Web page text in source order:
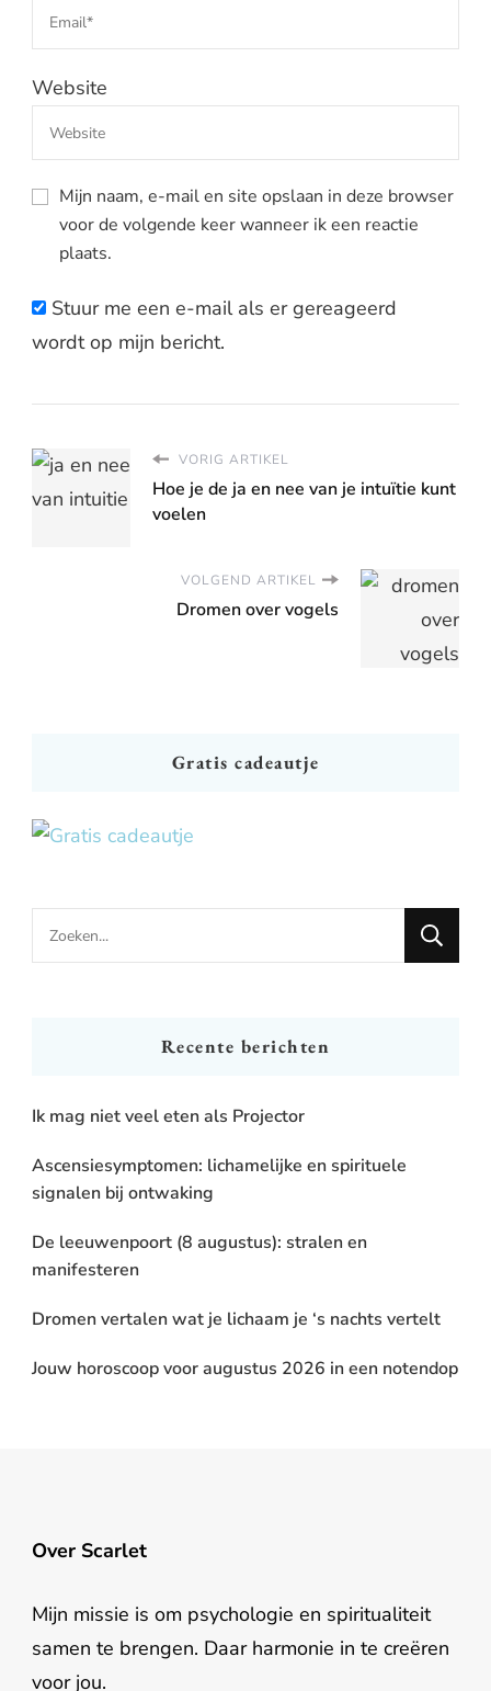
Website
Mijn naam, e-mail en site opslaan in deze browser
voor de volgende keer wanneer ik een reactie
plaats.
Stuur me een e-mail als er gereageerd
wordt op mijn bericht.
VORIG ARTIKEL
Hoe je de ja en nee van je intuïtie kunt
voelen
VOLGEND ARTIKEL
Dromen over vogels
Gratis cadeautje
Looking
for
Recente berichten
Ik mag niet veel eten als Projector
Ascensiesymptomen: lichamelijke en spirituele
signalen bij ontwaking
De leeuwenpoort (8 augustus): stralen en
manifesteren
Dromen vertalen wat je lichaam je ‘s nachts vertelt
Jouw horoscoop voor augustus 2026 in een notendop
Over Scarlet
Mijn missie is om psychologie en spiritualiteit
samen te brengen. Daar harmonie in te creëren
voor jou.